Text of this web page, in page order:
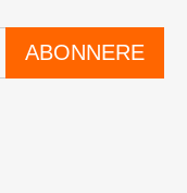
ABONNERE